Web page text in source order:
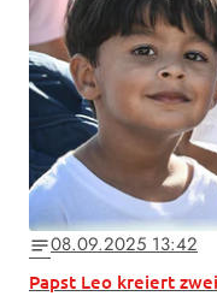
notes08.09.2025 13:42
Papst Leo kreiert